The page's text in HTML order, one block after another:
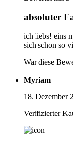
absoluter
ich liebs! eins
sich schon so
War diese
Myriam
18. Dezember
Verifizierter